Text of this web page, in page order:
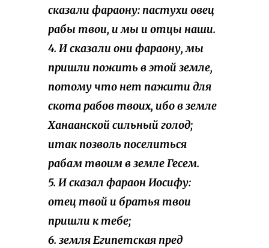
сказали фараону: пастухи овец
рабы твои, и мы и отцы наши.
4. И сказали они фараону, мы
пришли пожить в этой земле,
потому что нет пажити для
скота рабов твоих, ибо в земле
Ханаанской сильный голод;
итак позволь поселиться
рабам твоим в земле Гесем.
5. И сказал фараон Иосифу:
отец твой и братья твои
пришли к тебе;
6. земля Египетская пред